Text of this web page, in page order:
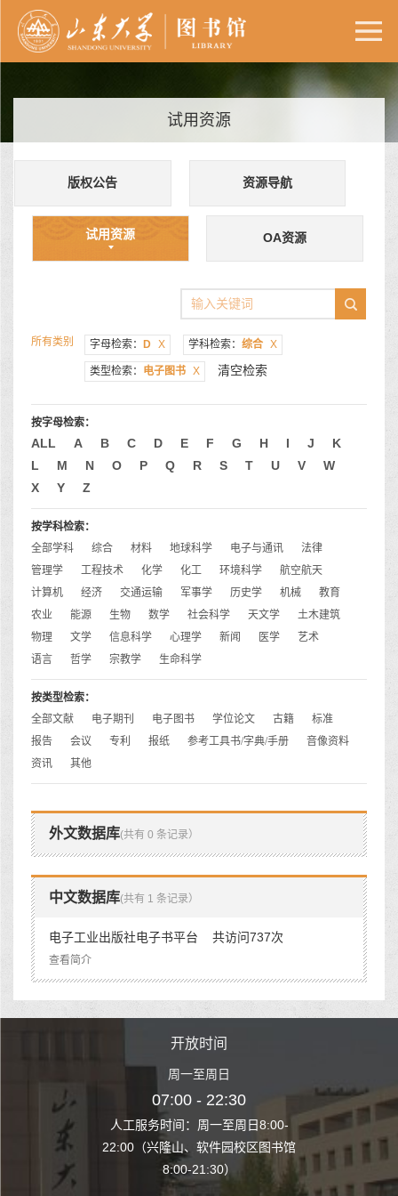
试用资源
版权公告 资源导航
试用资源 OA资源
所有类别 字母检索： D X 学科检索： 综合 X
类型检索： 电子图书 X 清空检索
按字母检索：
ALL A B C D E F G H I J
K
L
M N O P Q R S T U V
W
X
Y Z
按学科检索：
全部学科
综合 材料 地球科学 电子与通讯
法律
管理学
工程技术 化学 化工 环境科学
航空航天
计算机
经济 交通运输 军事学 历史学 机械
教育
农业
能源 生物 数学 社会科学 天文学
土木建筑
物理
文学 信息科学 心理学 新闻 医学
艺术
语言
哲学 宗教学 生命科学
按类型检索：
全部文献
电子期刊 电子图书 学位论文 古籍
标准
报告
会议 专利 报纸 参考工具书/字典/手册
音像资料
资讯
其他
外文数据库(共有 0 条记录）
中文数据库(共有 1 条记录）
电子工业出版社电子书平台 共访问737次
查看简介
至周日8:00-
园校区图书馆
开放时间
周一至周日
07:00 - 22:30
人工服务时间：周一至周日8:00-
22:00（兴隆山、软件园校区图书馆
8:00-21:30）
人工服务时间
22:00（兴隆山